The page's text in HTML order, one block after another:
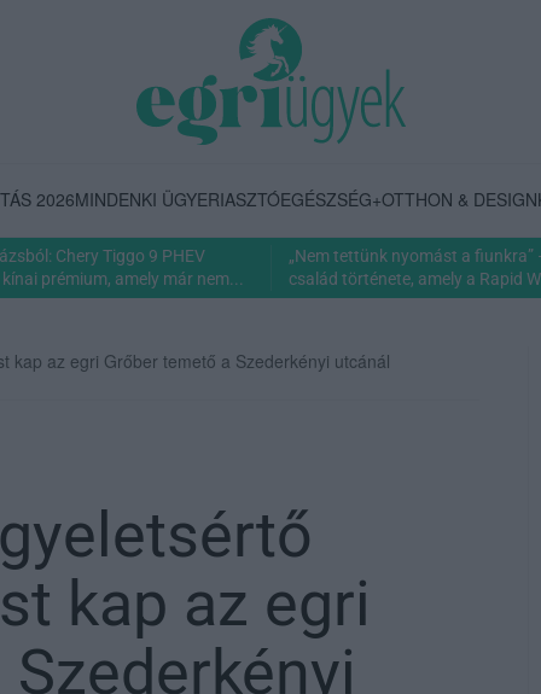
2026MINDENKI ÜGYERIASZTÓEGÉSZSÉG+OTTHON & DESIGN
Chery Tiggo 9 PHEV
prémium, amely már nem...
„Nem tettünk nyomást a fiunkra”
család története, amely a Rapid
kap az egri Grőber temető a Szederkényi utcánál
kap az egri